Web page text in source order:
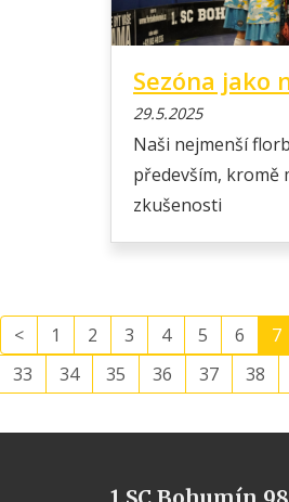
Sezóna jako
29.5.2025
Naši nejmenší
především, kromě
zkušenosti
< 1 2 3 4 5 6 7
33
34 35 36 37 38